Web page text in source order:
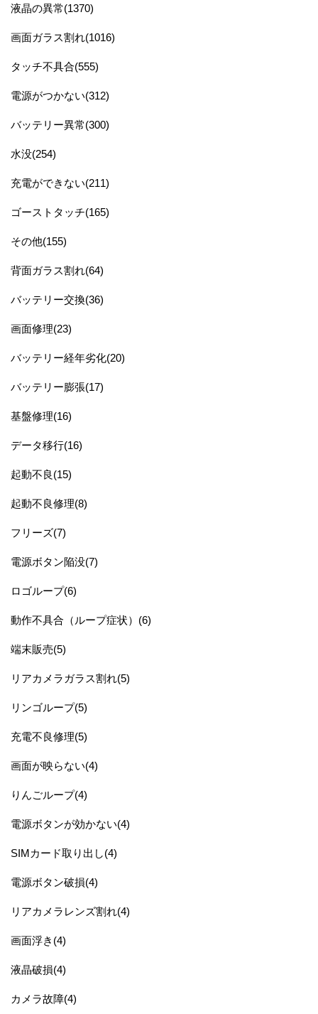
液晶の異常(1370)
画面ガラス割れ(1016)
タッチ不具合(555)
電源がつかない(312)
バッテリー異常(300)
水没(254)
充電ができない(211)
ゴーストタッチ(165)
その他(155)
背面ガラス割れ(64)
バッテリー交換(36)
画面修理(23)
バッテリー経年劣化(20)
バッテリー膨張(17)
基盤修理(16)
データ移行(16)
起動不良(15)
起動不良修理(8)
フリーズ(7)
電源ボタン陥没(7)
ロゴループ(6)
動作不具合（ループ症状）(6)
端末販売(5)
リアカメラガラス割れ(5)
リンゴループ(5)
充電不良修理(5)
画面が映らない(4)
りんごループ(4)
電源ボタンが効かない(4)
SIMカード取り出し(4)
電源ボタン破損(4)
リアカメラレンズ割れ(4)
画面浮き(4)
液晶破損(4)
カメラ故障(4)